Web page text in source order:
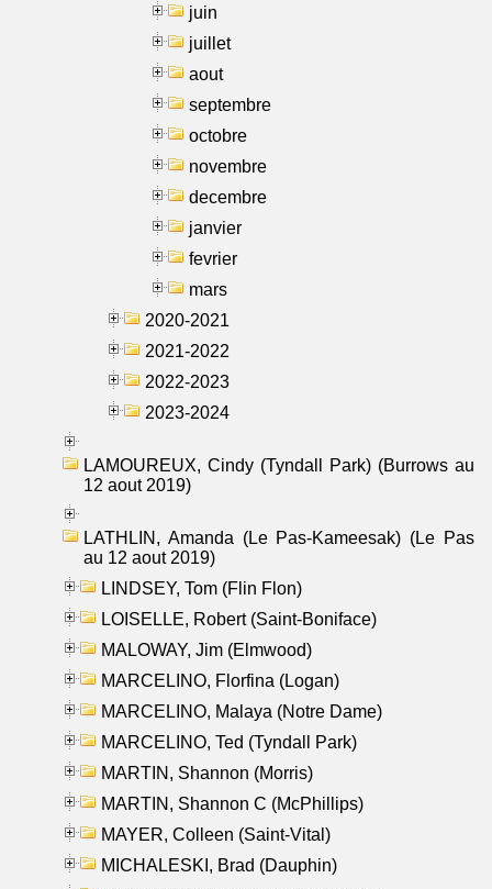
juin
juillet
aout
septembre
octobre
novembre
decembre
janvier
fevrier
mars
2020-2021
2021-2022
2022-2023
2023-2024
LAMOUREUX, Cindy (Tyndall Park) (Burrows au
12 aout 2019)
LATHLIN, Amanda (Le Pas-Kameesak) (Le Pas
au 12 aout 2019)
LINDSEY, Tom (Flin Flon)
LOISELLE, Robert (Saint-Boniface)
MALOWAY, Jim (Elmwood)
MARCELINO, Florfina (Logan)
MARCELINO, Malaya (Notre Dame)
MARCELINO, Ted (Tyndall Park)
MARTIN, Shannon (Morris)
MARTIN, Shannon C (McPhillips)
MAYER, Colleen (Saint-Vital)
MICHALESKI, Brad (Dauphin)